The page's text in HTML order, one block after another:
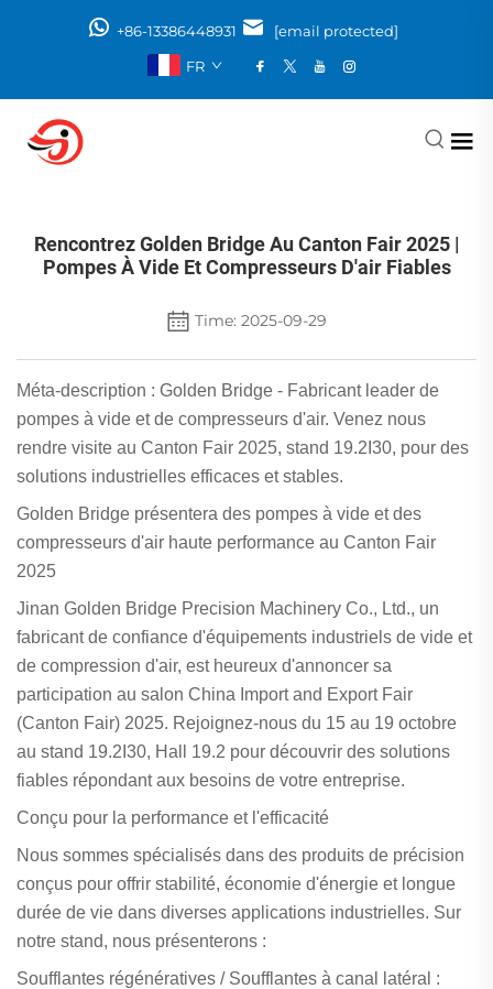
+86-13386448931
[email protected]
FR
Rencontrez Golden Bridge Au Canton Fair 2025 |
Pompes À Vide Et Compresseurs D'air Fiables
Time: 2025-09-29
Méta-description : Golden Bridge - Fabricant leader de
pompes à vide et de compresseurs d'air. Venez nous
rendre visite au Canton Fair 2025, stand 19.2I30, pour des
solutions industrielles efficaces et stables.
Golden Bridge présentera des pompes à vide et des
compresseurs d'air haute performance au Canton Fair
2025
Jinan Golden Bridge Precision Machinery Co., Ltd., un
fabricant de confiance d'équipements industriels de vide et
de compression d'air, est heureux d'annoncer sa
participation au salon China Import and Export Fair
(Canton Fair) 2025. Rejoignez-nous du 15 au 19 octobre
au stand 19.2I30, Hall 19.2 pour découvrir des solutions
fiables répondant aux besoins de votre entreprise.
Conçu pour la performance et l'efficacité
Nous sommes spécialisés dans des produits de précision
conçus pour offrir stabilité, économie d'énergie et longue
durée de vie dans diverses applications industrielles. Sur
notre stand, nous présenterons :
Soufflantes régénératives / Soufflantes à canal latéral :